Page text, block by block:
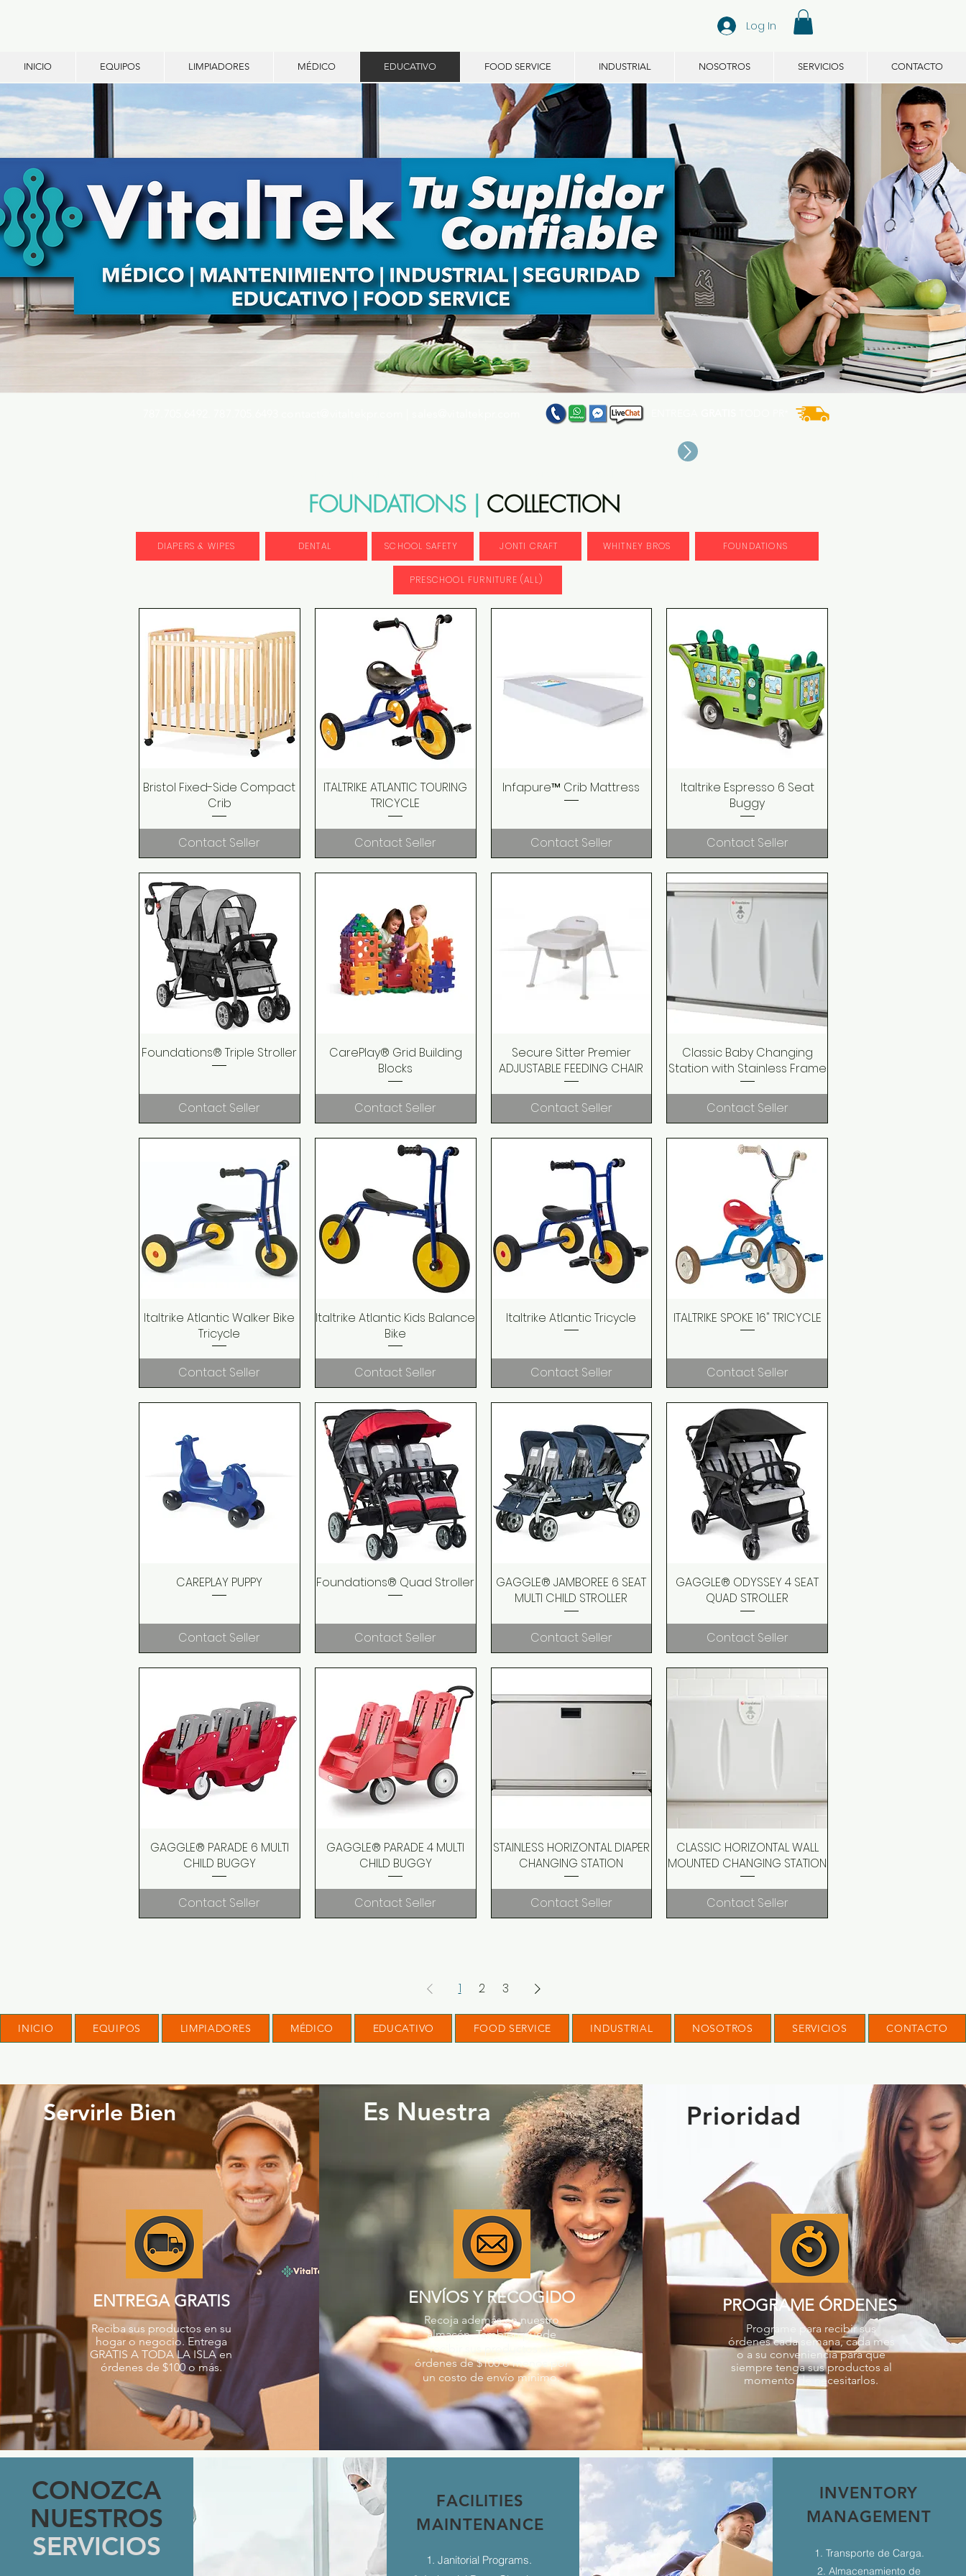
Log In
INICIO EQUIPOS LIMPIADORES MÉDICO EDUCATIVO FOOD SERVICE INDUSTRIAL NOSOTROS SERVICIOS CONTACTO
FOUNDATIONS | COLLECTION
DIAPERS & WIPES DENTAL SCHOOL SAFETY JONTI CRAFT WHITNEY BROS FOUNDATIONS
PRESCHOOL FURNITURE (ALL)
Quick View
Bristol Fixed-Side Compact
Crib
Contact Seller
Quick View
ITALTRIKE ATLANTIC TOURING
TRICYCLE
Contact Seller
Quick View
Infapure™ Crib Mattress
Contact Seller
Quick View
Italtrike Espresso 6 Seat
Buggy
Contact Seller
Quick View
Foundations® Triple Stroller
Contact Seller
Quick View
CarePlay® Grid Building
Blocks
Contact Seller
Quick View
Secure Sitter Premier
ADJUSTABLE FEEDING CHAIR
Contact Seller
Quick View
Classic Baby Changing
Station with Stainless Frame
Contact Seller
Quick View
Italtrike Atlantic Walker Bike
Tricycle
Contact Seller
Quick View
Italtrike Atlantic Kids Balance
Bike
Contact Seller
Quick View
Italtrike Atlantic Tricycle
Contact Seller
Quick View
ITALTRIKE SPOKE 16" TRICYCLE
Contact Seller
Quick View
CAREPLAY PUPPY
Contact Seller
Quick View
Foundations® Quad Stroller
Contact Seller
Quick View
GAGGLE® JAMBOREE 6 SEAT
MULTI CHILD STROLLER
Contact Seller
Quick View
GAGGLE® ODYSSEY 4 SEAT
QUAD STROLLER
Contact Seller
Quick View
GAGGLE® PARADE 6 MULTI
CHILD BUGGY
Contact Seller
Quick View
GAGGLE® PARADE 4 MULTI
CHILD BUGGY
Contact Seller
Quick View
STAINLESS HORIZONTAL DIAPER
CHANGING STATION
Contact Seller
Quick View
CLASSIC HORIZONTAL WALL
MOUNTED CHANGING STATION
Contact Seller
1 2 3
INICIO EQUIPOS LIMPIADORES MÉDICO EDUCATIVO FOOD SERVICE INDUSTRIAL NOSOTROS SERVICIOS CONTACTO
Servirle Bien
ENTREGA GRATIS
Reciba sus productos en su
hogar o negocio. Entrega
GRATIS A TODA LA ISLA en
órdenes de $100 o más.
Es Nuestra
ENVÍOS Y RECOGIDO
Recoja además en nuestro
almacén. También puede
recibir sus productos en
órdenes de $100 o menos por
un costo de envío mínimo.
Prioridad
PROGRAME ÓRDENES
Programe para recibir sus
órdenes cada semana, cada mes
o a su conveniencia para que
siempre tenga sus productos al
momento de necesitarlos.
CONOZCA
NUESTROS
SERVICIOS
FACILITIES
MAINTENANCE
1. Janitorial Programs.
INVENTORY
MANAGEMENT
1. Transporte de Carga.
2. Almacenamiento de